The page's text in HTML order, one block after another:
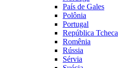
País de Gales
Polônia
Portugal
República Tcheca
Romênia
Rússia
Sérvia